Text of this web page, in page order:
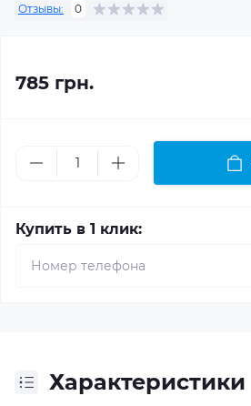
Отзывы: 0
785 грн.
Купить в 1 клик:
Характеристики